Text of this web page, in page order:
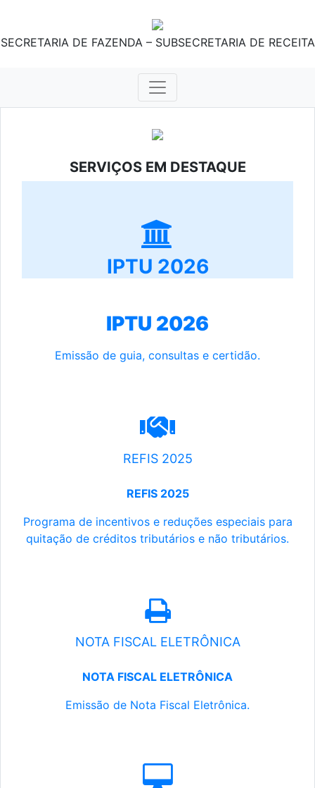
SECRETARIA DE FAZENDA – SUBSECRETARIA DE RECEITA
SERVIÇOS EM DESTAQUE
IPTU 2026
IPTU 2026
Emissão de guia, consultas e certidão.
REFIS 2025
REFIS 2025
Programa de incentivos e reduções especiais para
quitação de créditos tributários e não tributários.
NOTA FISCAL ELETRÔNICA
NOTA FISCAL ELETRÔNICA
Emissão de Nota Fiscal Eletrônica.